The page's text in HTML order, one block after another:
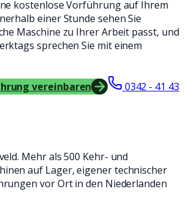
kostenlose Vorführung auf Ihrem
einer Stunde sehen Sie
Maschine zu Ihrer Arbeit passt, und
sprechen Sie mit einem
vereinbaren
0342 - 41 43
Mehr als 500 Kehr- und
auf Lager, eigener technischer
vor Ort in den Niederlanden